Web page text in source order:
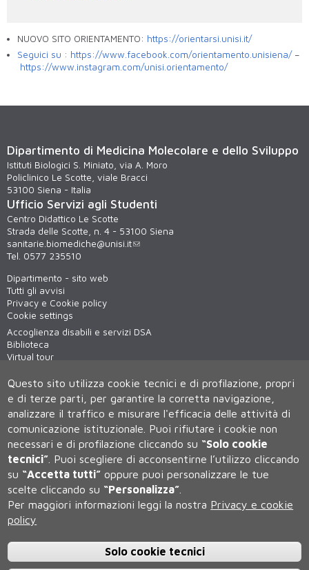
NUOVO SITO ORIENTAMENTO: https://orientarsi.unisi.it/
Seguici su : https://www.facebook.com/orientamento.unisiena/–
https://www.instagram.com/unisi.orientamento/
Dipartimento di Medicina Molecolare e dello Sviluppo
Istituti Biologici S. Miniato, via A. Moro
Policlinico Le Scotte, viale Bracci
53100 Siena - Italia
Ufficio Servizi agli Studenti
Centro Didattico Le Scotte
Strada delle Scotte, n. 4 - 53100 Siena
sanitarie.biomediche@unisi.it
Tel. 0577 235510
Dipartimento - sito web
Tutti gli avvisi
Privacy e Cookie policy
Cookie settings
Accoglienza disabili e servizi DSA
Biblioteca
Virtual tour
Università degli Studi di Siena
Rettorato, via Banchi di Sotto 55, 53100 Siena ITALIA
P.IVA 00273530527 | C.F. 80002070524 | Caselle Pec: Posta
Elettronica Certificata
0577 235555 (dal lunedì al venerdì dalle 9.30 alle 10.30)
Questo sito utilizza cookie tecnici e di profilazione, propri
e di terze parti, per garantire la corretta navigazione,
analizzare il traffico e misurare l'efficacia delle attività di
comunicazione istituzionale. Puoi rifiutare i cookie non
necessari e di profilazione cliccando su “Solo cookie
tecnici” Puoi scegliere di acconsentirne l’utilizzo cliccando
su “Accetta tutti” oppure puoi personalizzare le tue
scelte cliccando su “Personalizza”
Per maggiori informazioni leggi la nostra Privacy e cookie
policy
Solo cookie tecnici